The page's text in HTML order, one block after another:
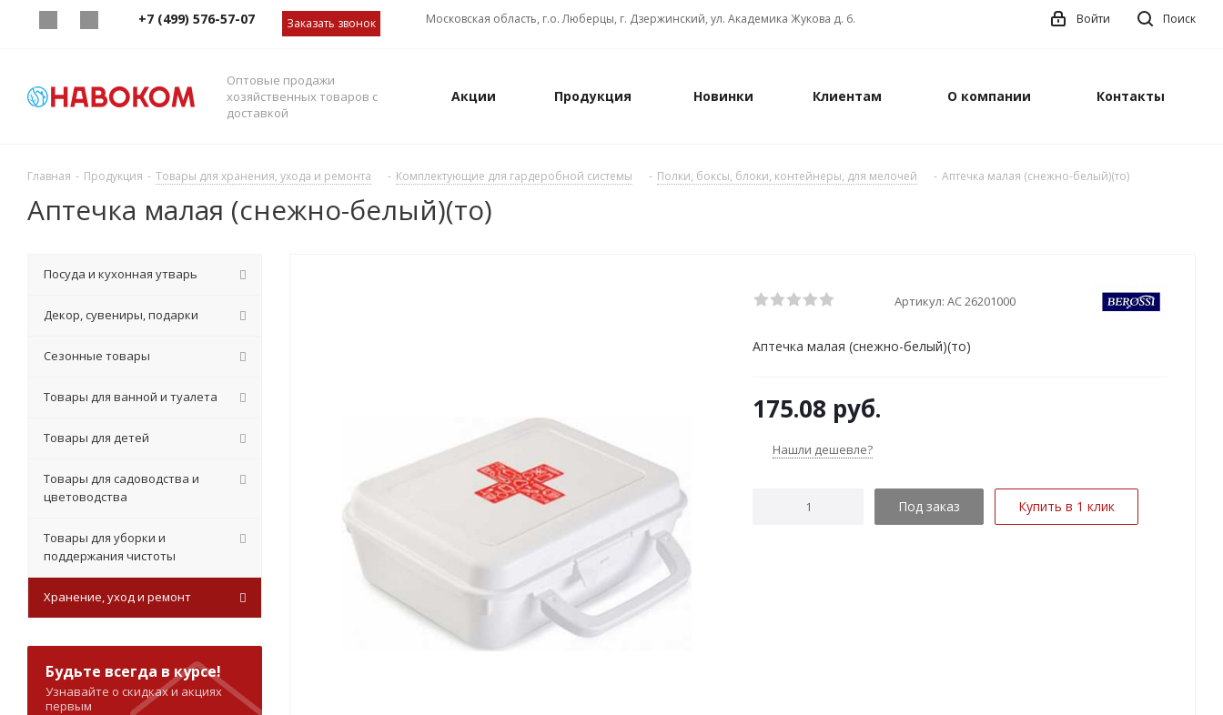
+7 (499) 576-57-07 Заказать звонок Московская область, г.о. Люберцы, г. Дзержинский, ул. Академика Жукова д. 6. Поиск
Войти
Оптовые продажи
хозяйственных товаров с
доставкой
Акции Продукция Новинки Клиентам О компании Контакты
Главная - Продукция - Товары для хранения, ухода и ремонта - Комплектующие для гардеробной системы - Полки, боксы, блоки, контейнеры, для мелочей - Аптечка малая (снежно-белый)(то)
Аптечка малая (снежно-белый)(то)
Артикул: АС 26201000
Аптечка малая (снежно-белый)(то)
175.08 руб.
Нашли дешевле?
Под заказ Купить в 1 клик
Посуда и кухонная утварь
Декор, сувениры, подарки
Сезонные товары
Товары для ванной и туалета
Товары для детей
Товары для садоводства и
цветоводства
Товары для уборки и
поддержания чистоты
Хранение, уход и ремонт
Будьте всегда в курсе!
Узнавайте о скидках и акциях
первым